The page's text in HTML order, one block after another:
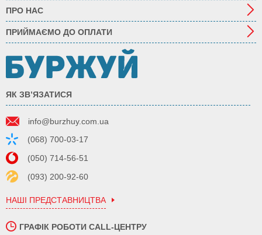
ПРО НАС
ПРИЙМАЄМО ДО ОПЛАТИ
ЯК ЗВ’ЯЗАТИСЯ
info@burzhuy.com.ua
(068) 700-03-17
(050) 714-56-51
(093) 200-92-60
НАШІ ПРЕДСТАВНИЦТВА
ГРАФІК РОБОТИ CALL-ЦЕНТРУ